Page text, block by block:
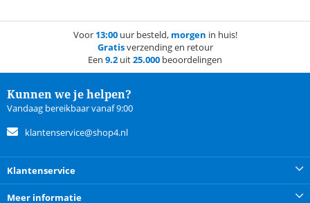
Voor 13:00uur besteld, morgen in huis!
Gratisverzending en retour
Een 9.2 uit25.000 beoordelingen
Kunnen we je helpen?
Vandaag bereikbaar vanaf 9:00
klantenservice@shop4.nl
Klantenservice
Meer informatie